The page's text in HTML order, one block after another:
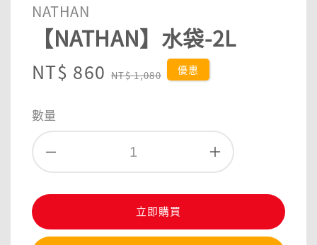
NATHAN
【NATHAN】水袋-2L
Sale
NT$ 860 Regular
NT$ 1,080 優惠
數量
立即購買